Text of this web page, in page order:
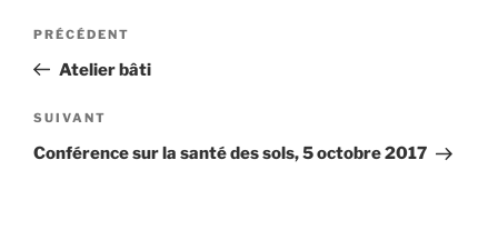
Navigation
l’article
Article
précédent
PRÉCÉDENT
Atelier bâti
Article
suivant
SUIVANT
Conférence sur la santé des sols, 5 octobre 2017